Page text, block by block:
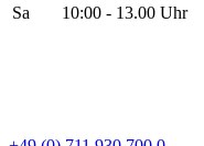
Sa
10:00 - 13.00 Uhr